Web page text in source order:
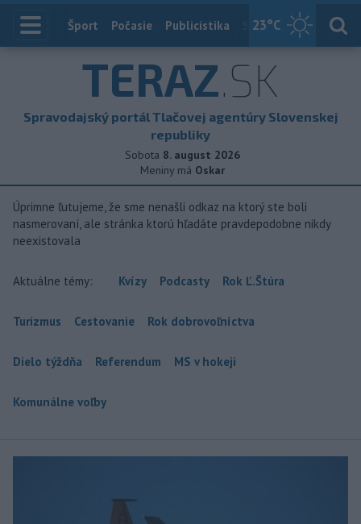
23°C
Index
Šport Počasie Publicistika Slovensko
TERAZ.SK
Spravodajský portál Tlačovej agentúry Slovenskej
republiky
Sobota 8. august 2026
Meniny má Oskar
Úprimne ľutujeme, že sme nenašli odkaz na ktorý ste boli
nasmerovaní, ale stránka ktorú hľadáte pravdepodobne nikdy
neexistovala
Aktuálne témy: Kvízy Podcasty Rok Ľ.Štúra
Turizmus Cestovanie Rok dobrovoľníctva
Dielo týždňa Referendum MS v hokeji
Komunálne voľby